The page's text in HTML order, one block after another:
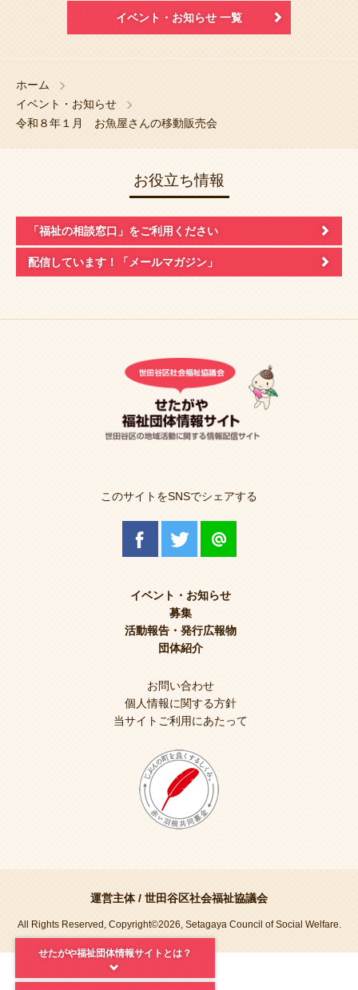
イベント・お知らせ 一覧
ホーム
イベント・お知らせ
令和８年１月 お魚屋さんの移動販売会
お役立ち情報
「福祉の相談窓口」 をご利用ください
配信しています！ 「メールマガジン」
このサイトをSNSでシェアする
イベント・お知らせ
募集
活動報告・発行広報物
団体紹介
お問い合わせ
個人情報に関する方針
当サイトご利用にあたって
運営主体 / 世田谷区社会福祉協議会
All Rights Reserved, Copyright©2026, Setagaya Council of Social Welfare.
せたがや福祉団体情報サイトとは？